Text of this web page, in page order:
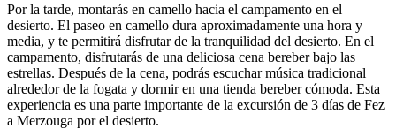
Por la tarde, montarás en camello hacia el campamento en el
desierto. El paseo en camello dura aproximadamente una hora y
media, y te permitirá disfrutar de la tranquilidad del desierto. En el
campamento, disfrutarás de una deliciosa cena bereber bajo las
estrellas. Después de la cena, podrás escuchar música tradicional
alrededor de la fogata y dormir en una tienda bereber cómoda. Esta
experiencia es una parte importante de la excursión de 3 días de Fez
a Merzouga por el desierto.